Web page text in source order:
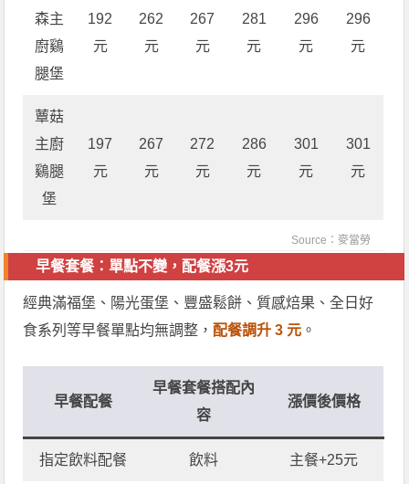
森主
廚鷄
腿堡
192
元
262
元
267
元
281
元
296
元
296
元
蕈菇
主廚
鷄腿
堡
197
元
267
元
272
元
286
元
301
元
301
元
Source：麥當勞
早餐套餐：單點不變，配餐漲3元
經典滿福堡、陽光蛋堡、豐盛鬆餅、質感焙果、全日好
食系列等早餐單點均無調整， 配餐調升 3 元 。
早餐配餐
早餐套餐搭配內
容
漲價後價格
指定飲料配餐 飲料 主餐+25元